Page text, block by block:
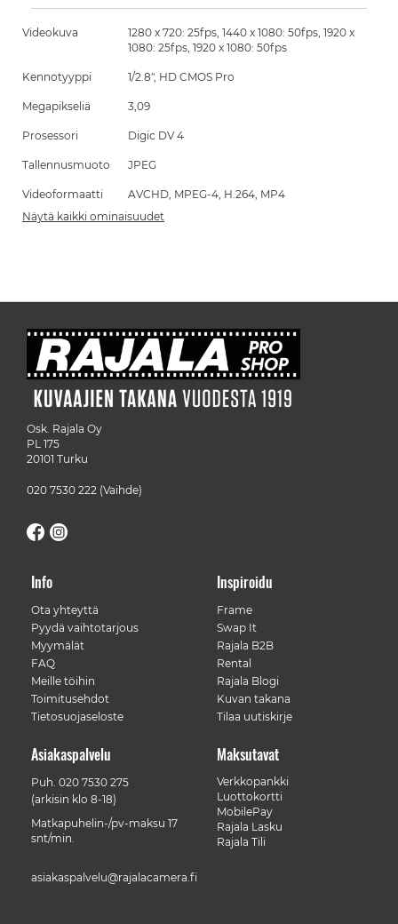
Videokuva
1280 x 720: 25fps, 1440 x 1080: 50fps, 1920 x
1080: 25fps, 1920 x 1080: 50fps
Kennotyyppi 1/2.8", HD CMOS Pro
Megapikseliä 3,09
Prosessori Digic DV 4
Tallennusmuoto JPEG
Videoformaatti
AVCHD, MPEG-4, H.264, MP4
Näytä kaikki ominaisuudet
Osk. Rajala Oy
PL 175
20101 Turku
020 7530 222 (Vaihde)
Info
Ota yhteyttä
Pyydä vaihtotarjous
Myymälät
FAQ
Meille töihin
Toimitusehdot
Tietosuojaseloste
Inspiroidu
Frame
Swap It
Rajala B2B
Rental
Rajala Blogi
Kuvan takana
Tilaa uutiskirje
Maksutavat
Verkkopankki
Luottokortti
MobilePay
Rajala Lasku
Rajala Tili
Asiakaspalvelu
Puh. 020 7530 275
(arkisin klo 8-18)
Matkapuhelin-/pv-maksu 17
snt/min.
asiakaspalvelu@rajalacamera.fi